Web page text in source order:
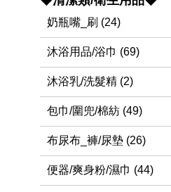
奶瓶嘴_刷 (24)
沐浴用品/浴巾 (69)
沐浴乳/洗髮精 (2)
包巾/圍兜/棉紡 (49)
布尿布_褲/尿墊 (26)
便器/爽身粉/濕巾 (44)